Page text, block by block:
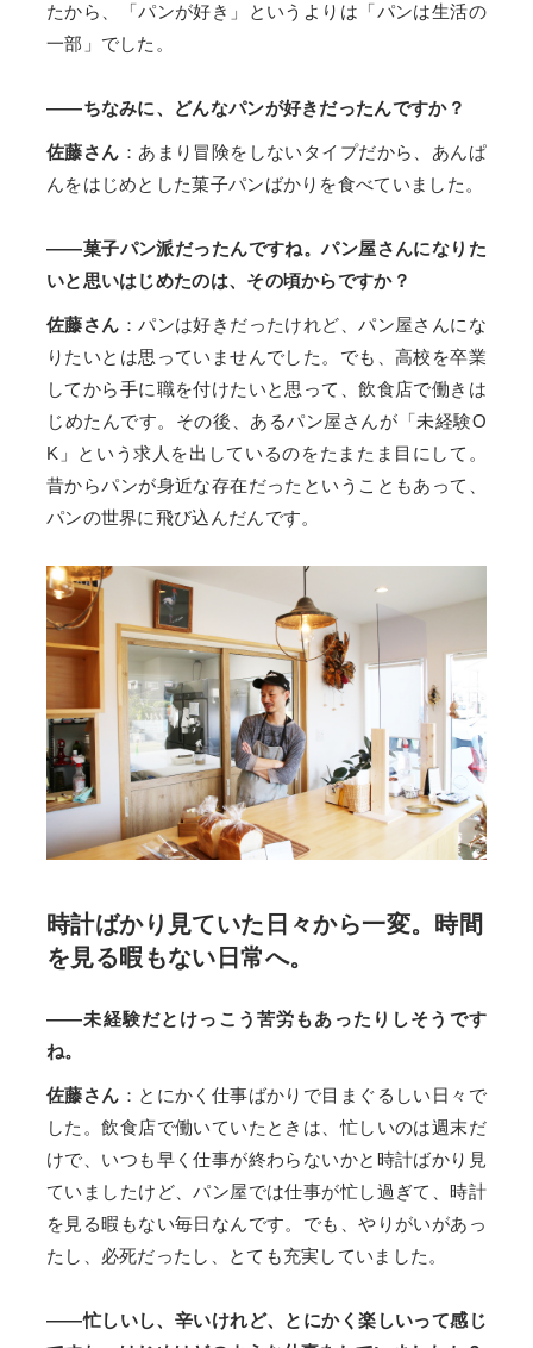
たから、「パンが好き」というよりは「パンは生活の
一部」でした。
――ちなみに、どんなパンが好きだったんですか？
佐藤さん ：あまり冒険をしないタイプだから、あんぱ
んをはじめとした菓子パンばかりを食べていました。
――菓子パン派だったんですね。パン屋さんになりた
いと思いはじめたのは、その頃からですか？
佐藤さん ：パンは好きだったけれど、パン屋さんにな
りたいとは思っていませんでした。でも、高校を卒業
してから手に職を付けたいと思って、飲食店で働きは
じめたんです。その後、あるパン屋さんが「未経験O
K」という求人を出しているのをたまたま目にして。
昔からパンが身近な存在だったということもあって、
パンの世界に飛び込んだんです。
時計ばかり見ていた日々から一変。時間
を見る暇もない日常へ。
――未経験だとけっこう苦労もあったりしそうです
ね。
佐藤さん ：とにかく仕事ばかりで目まぐるしい日々で
した。飲食店で働いていたときは、忙しいのは週末だ
けで、いつも早く仕事が終わらないかと時計ばかり見
ていましたけど、パン屋では仕事が忙し過ぎて、時計
を見る暇もない毎日なんです。でも、やりがいがあっ
たし、必死だったし、とても充実していました。
――忙しいし、辛いけれど、とにかく楽しいって感じ